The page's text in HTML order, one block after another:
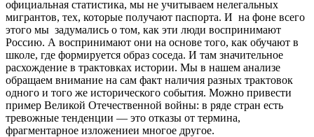
официальная статистика, мы не учитываем нелегальных
мигрантов, тех, которые получают паспорта. И на фоне всего
этого мы задумались о том, как эти люди воспринимают
Россию. А воспринимают они на основе того, как обучают в
школе, где формируется образ соседа. И там значительное
расхождение в трактовках истории. Мы в нашем анализе
обращаем внимание на сам факт наличия разных трактовок
одного и того же исторического события. Можно привести
пример Великой Отечественной войны: в ряде стран есть
тревожные тенденции — это отказы от термина,
фрагментарное изложениеи многое другое.